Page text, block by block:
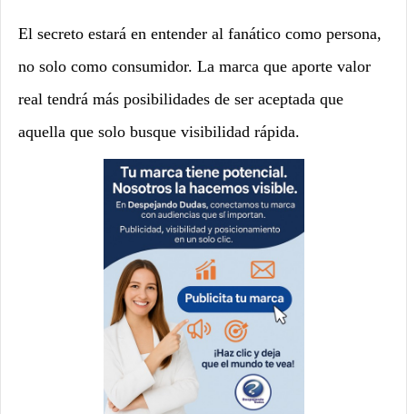
El secreto estará en entender al fanático como persona,
no solo como consumidor. La marca que aporte valor
real tendrá más posibilidades de ser aceptada que
aquella que solo busque visibilidad rápida.